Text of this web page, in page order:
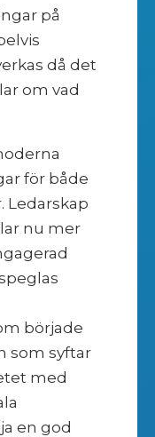
på
då det
om vad
för både
Ledarskap
nu mer
började
som syftar
med
en god